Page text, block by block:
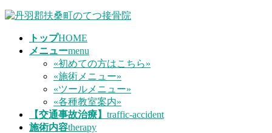
コ
ナ
トップHOME
メニューmenu
«初めての方はこちら»
«施術メニュー»
«ツールメニュー»
«各種教室案内»
【交通事故治療】 traffic-accident
施術内容therapy